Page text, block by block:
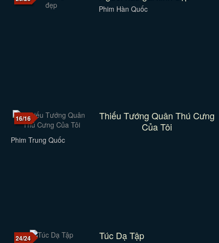
Phim Hàn Quốc
16/16
Thiếu Tướng Quân Thú Cưng
Của Tôi
Phim Trung Quốc
24/24 Túc Dạ Tập